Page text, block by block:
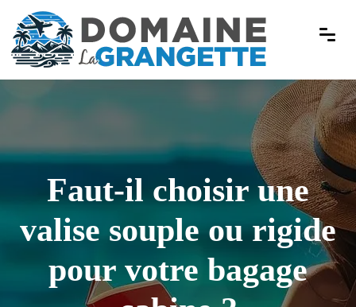
Faut-il choisir une
valise souple ou rigide
pour votre bagage